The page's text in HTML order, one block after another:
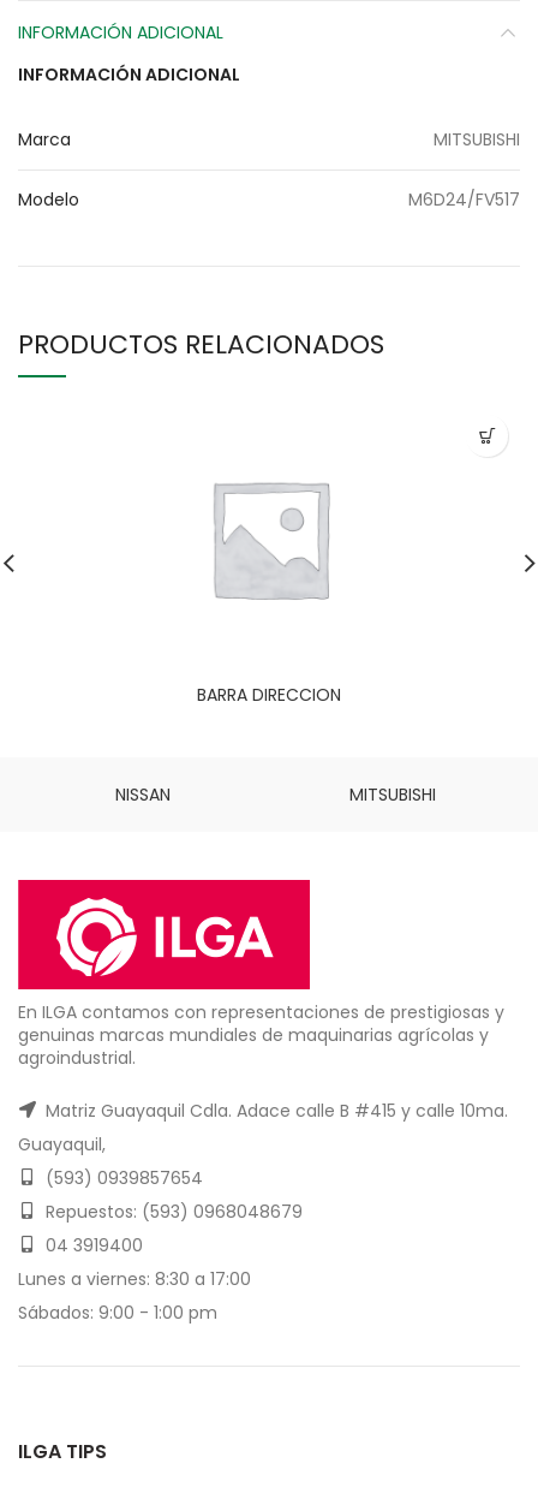
INFORMACIÓN ADICIONAL
INFORMACIÓN ADICIONAL
Marca MITSUBISHI
Modelo M6D24/FV517
PRODUCTOS RELACIONADOS
BARRA DIRECCION
NISSAN MITSUBISHI
En ILGA contamos con representaciones de prestigiosas y
genuinas marcas mundiales de maquinarias agrícolas y
agroindustrial.
Matriz Guayaquil Cdla. Adace calle B #415 y calle 10ma.
Guayaquil,
(593) 0939857654
Repuestos: (593) 0968048679
04 3919400
Lunes a viernes: 8:30 a 17:00
Sábados: 9:00 - 1:00 pm
ILGA TIPS